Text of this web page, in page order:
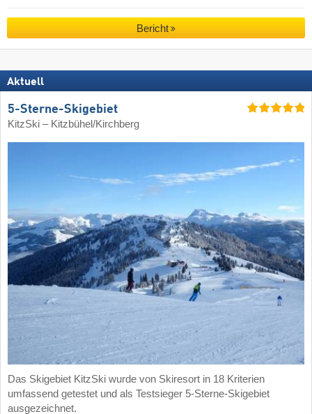
Bericht
Aktuell
5-Sterne-Skigebiet
KitzSki – Kitzbühel/​Kirchberg
Das Skigebiet KitzSki wurde von Skiresort in 18 Kriterien
umfassend getestet und als Testsieger 5-Sterne-Skigebiet
ausgezeichnet.